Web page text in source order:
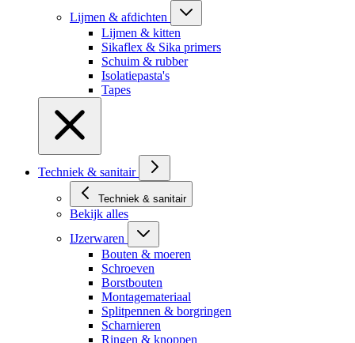
Lijmen & afdichten
Lijmen & kitten
Sikaflex & Sika primers
Schuim & rubber
Isolatiepasta's
Tapes
Techniek & sanitair
Techniek & sanitair
Bekijk alles
IJzerwaren
Bouten & moeren
Schroeven
Borstbouten
Montagemateriaal
Splitpennen & borgringen
Scharnieren
Ringen & knoppen